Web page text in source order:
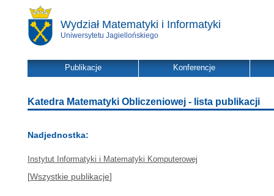
Wydział Matematyki i Informatyki
Uniwersytetu Jagiellońskiego
Publikacje Konferencje
Katedra Matematyki Obliczeniowej - lista publikacji
Nadjednostka:
Instytut Informatyki i Matematyki Komputerowej
[Wszystkie publikacje]